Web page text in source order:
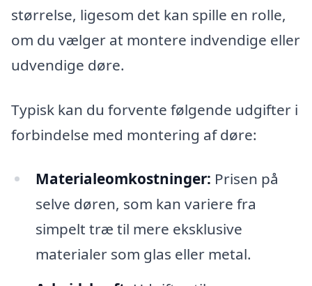
størrelse, ligesom det kan spille en rolle,
om du vælger at montere indvendige eller
udvendige døre.
Typisk kan du forvente følgende udgifter i
forbindelse med montering af døre:
Materialeomkostninger: Prisen på
selve døren, som kan variere fra
simpelt træ til mere eksklusive
materialer som glas eller metal.